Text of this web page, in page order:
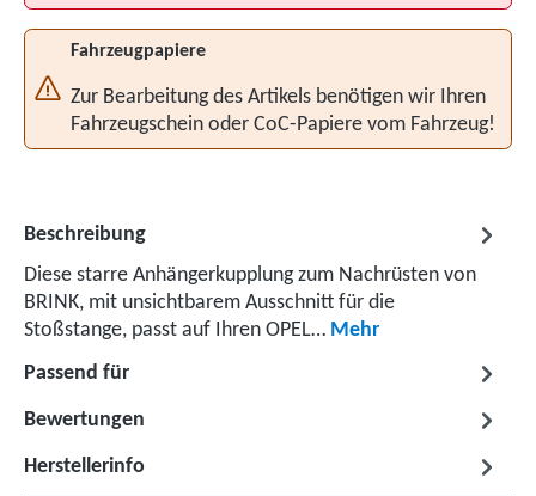
Fahrzeugpapiere
Zur Bearbeitung des Artikels benötigen wir Ihren
Fahrzeugschein oder CoC-Papiere vom Fahrzeug!
Beschreibung
Diese starre Anhängerkupplung zum Nachrüsten von
BRINK, mit unsichtbarem Ausschnitt für die
Stoßstange, passt auf Ihren OPEL… Mehr
Passend für
Bewertungen
Herstellerinfo